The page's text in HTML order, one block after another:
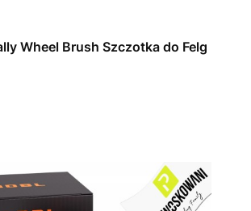
Wheel Brush Szczotka do Felg